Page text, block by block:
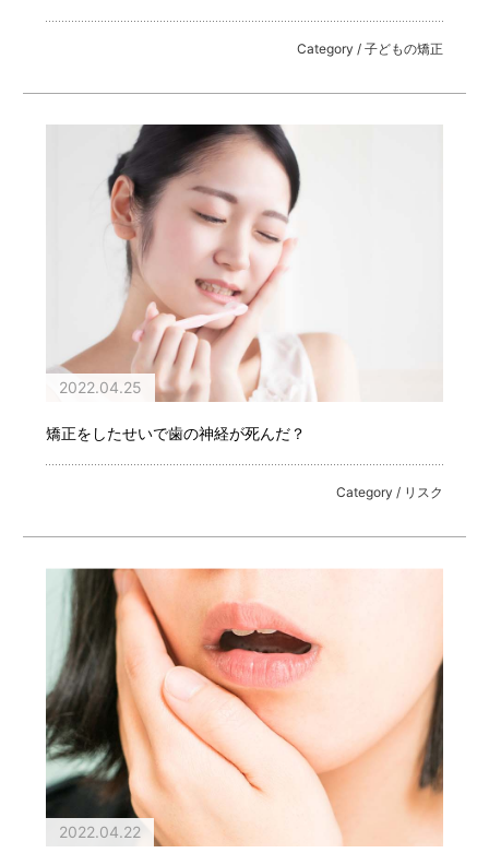
Category / 子どもの矯正
2022.04.25
矯正をしたせいで歯の神経が死んだ？
Category / リスク
2022.04.22